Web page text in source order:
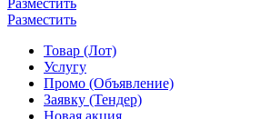
Разместить
Разместить
Товар (Лот)
Услугу
Промо (Объявление)
Заявку (Тендер)
Новая акция